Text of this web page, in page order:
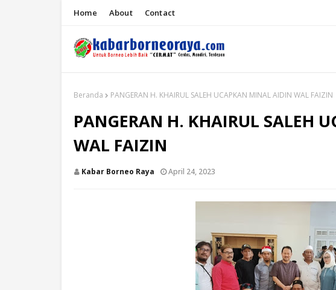
Home About Contact
Beranda PANGERAN H. KHAIRUL SALEH UCAPKAN MINAL AIDIN WAL FAIZIN
PANGERAN H. KHAIRUL SALEH
WAL FAIZIN
Kabar Borneo Raya April 24, 2023